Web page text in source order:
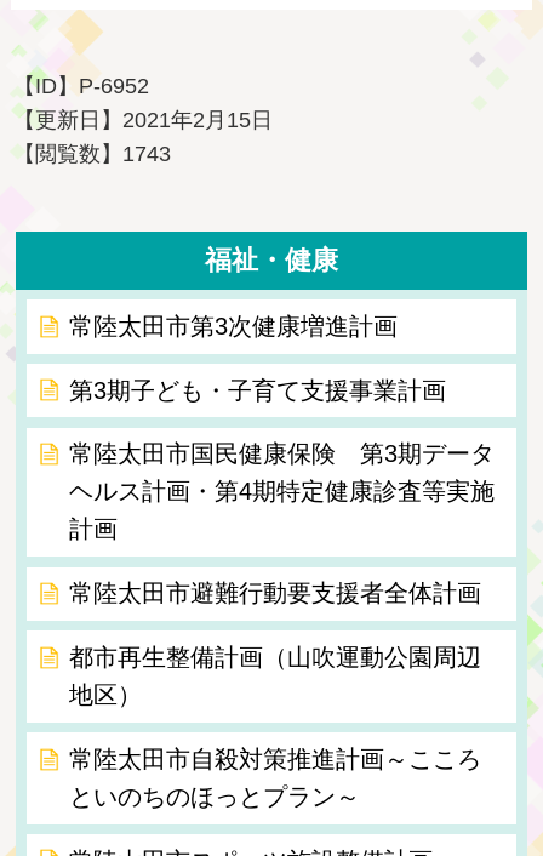
【ID】 P-6952
【更新日】 2021年2月15日
【閲覧数】 1743
福祉・健康
常陸太田市第3次健康増進計画
第3期子ども・子育て支援事業計画
常陸太田市国民健康保険 第3期データ
ヘルス計画・第4期特定健康診査等実施
計画
常陸太田市避難行動要支援者全体計画
都市再生整備計画（山吹運動公園周辺
地区）
常陸太田市自殺対策推進計画～こころ
といのちのほっとプラン～